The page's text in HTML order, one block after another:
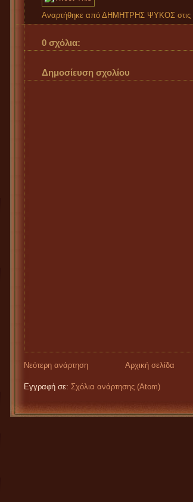
Αναρτήθηκε από ΔΗΜΗΤΡΗΣ ΨΥΚΟΣ στις
0 σχόλια:
Δημοσίευση σχολίου
Νεότερη ανάρτηση Αρχική σελίδα
Εγγραφή σε: Σχόλια ανάρτησης (Atom)